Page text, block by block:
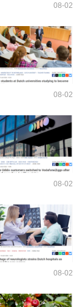
08-02
08-02
08-02
08-02